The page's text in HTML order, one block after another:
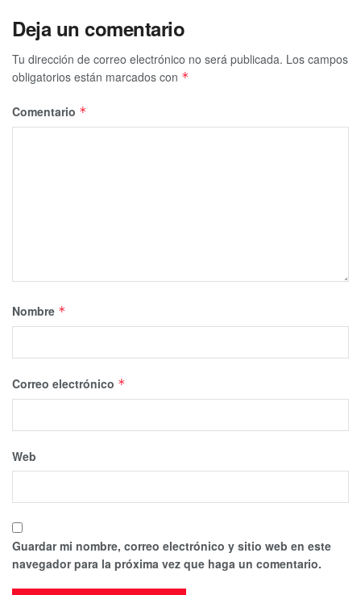
Deja un comentario
Tu dirección de correo electrónico no será publicada. Los campos
obligatorios están marcados con *
Comentario *
Nombre *
Correo electrónico *
Web
Guardar mi nombre, correo electrónico y sitio web en este
navegador para la próxima vez que haga un comentario.